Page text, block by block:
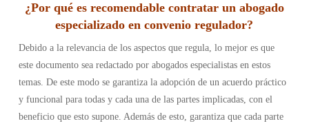
¿Por qué es recomendable contratar un abogado
especializado en convenio regulador?
Debido a la relevancia de los aspectos que regula, lo mejor es que
este documento sea redactado por abogados especialistas en estos
temas. De este modo se garantiza la adopción de un acuerdo práctico
y funcional para todas y cada una de las partes implicadas, con el
beneficio que esto supone. Además de esto, garantiza que cada parte